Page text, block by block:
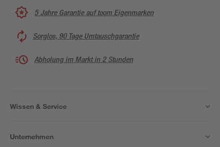
5 Jahre Garantie auf toom Eigenmarken
Sorglos, 90 Tage Umtauschgarantie
Abholung im Markt in 2 Stunden
Wissen & Service
Unternehmen